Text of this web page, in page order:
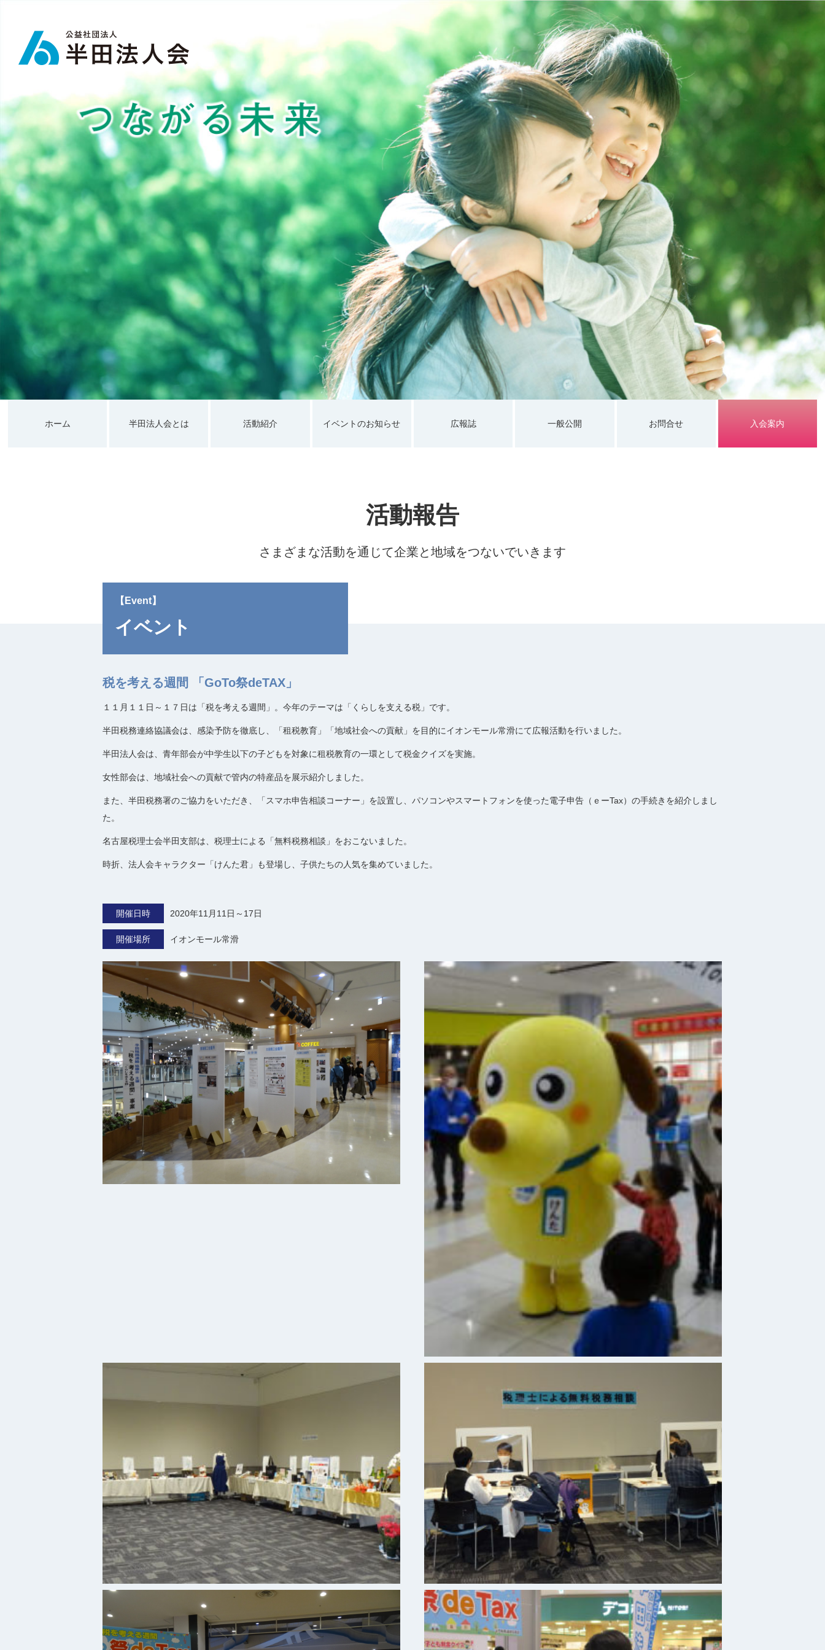
ホーム 半田法人会とは 活動紹介 イベントのお知らせ 広報誌 一般公開 お問合せ 入会案内
活動報告
さまざまな活動を通じて企業と地域をつないでいきます
【Event】
イベント
税を考える週間 「GoTo祭deTAX」
１１月１１日～１７日は「税を考える週間」。今年のテーマは「くらしを支える税」です。
半田税務連絡協議会は、感染予防を徹底し、「租税教育」「地域社会への貢献」を目的にイオンモール常滑にて広報活動を行いました。
半田法人会は、青年部会が中学生以下の子どもを対象に租税教育の一環として税金クイズを実施。
女性部会は、地域社会への貢献で管内の特産品を展示紹介しました。
また、半田税務署のご協力をいただき、「スマホ申告相談コーナー」を設置し、パソコンやスマートフォンを使った電子申告（ｅーTax）の手続きを紹介しまし
た。
名古屋税理士会半田支部は、税理士による「無料税務相談」をおこないました。
時折、法人会キャラクター「けんた君」も登場し、子供たちの人気を集めていました。
開催日時 2020年11月11日～17日
開催場所 イオンモール常滑